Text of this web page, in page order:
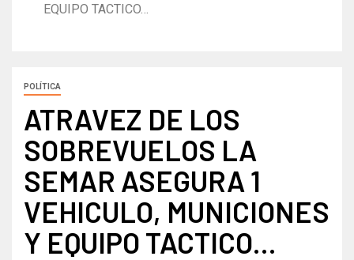
EQUIPO TACTICO…
POLÍTICA
ATRAVEZ DE LOS
SOBREVUELOS LA
SEMAR ASEGURA 1
VEHICULO, MUNICIONES
Y EQUIPO TACTICO…